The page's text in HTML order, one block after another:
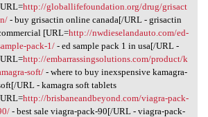
http://globallifefoundation.org/drug/grisact
- buy grisactin online canada[/URL - grisactin
[URL=http://nwdieselandauto.com/ed-
pack-1/- ed sample pack 1 in usa[/URL -
http://embarrassingsolutions.com/product/k
soft/- where to buy inexspensive kamagra-
URL - kamagra soft tablets
http://brisbaneandbeyond.com/viagra-pack-
- best sale viagra-pack-90[/URL - viagra-pack-